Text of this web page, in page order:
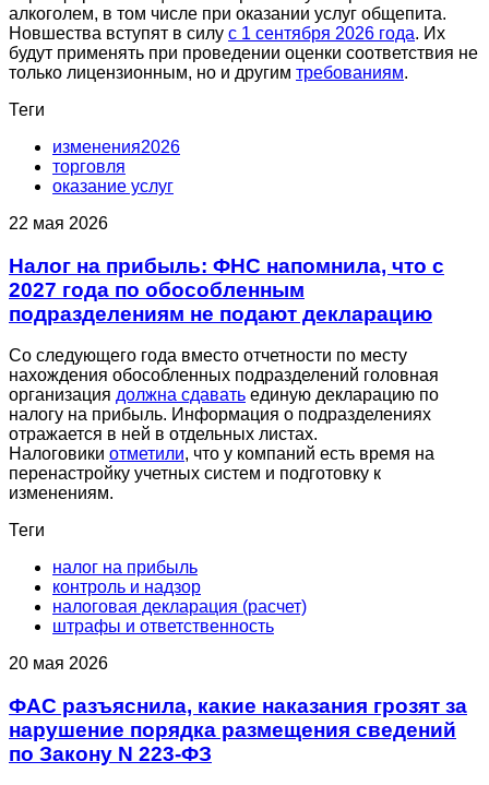
алкоголем, в том числе при оказании услуг общепита.
Новшества вступят в силу с 1 сентября 2026 года. Их
будут применять при проведении оценки соответствия не
только лицензионным, но и другим требованиям.
Теги
изменения2026
торговля
оказание услуг
22 мая 2026
Налог на прибыль: ФНС напомнила, что с
2027 года по обособленным
подразделениям не подают декларацию
Со следующего года вместо отчетности по месту
нахождения обособленных подразделений головная
организация должна сдавать единую декларацию по
налогу на прибыль. Информация о подразделениях
отражается в ней в отдельных листах.
Налоговики отметили, что у компаний есть время на
перенастройку учетных систем и подготовку к
изменениям.
Теги
налог на прибыль
контроль и надзор
налоговая декларация (расчет)
штрафы и ответственность
20 мая 2026
ФАС разъяснила, какие наказания грозят за
нарушение порядка размещения сведений
по Закону N 223-ФЗ